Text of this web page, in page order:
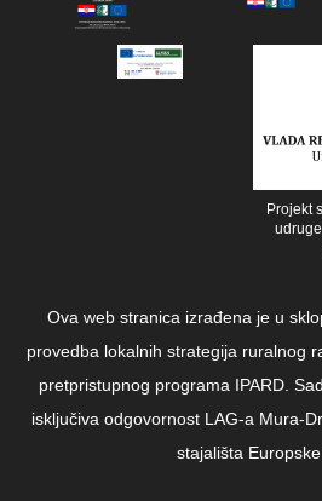
Projekt
Ova web stranica izrađena je u
provedba lokalnih strategija ruralnog
pretpristupnog programa IPARD.
isključiva odgovornost LAG-a Mura-
stajališta Europske